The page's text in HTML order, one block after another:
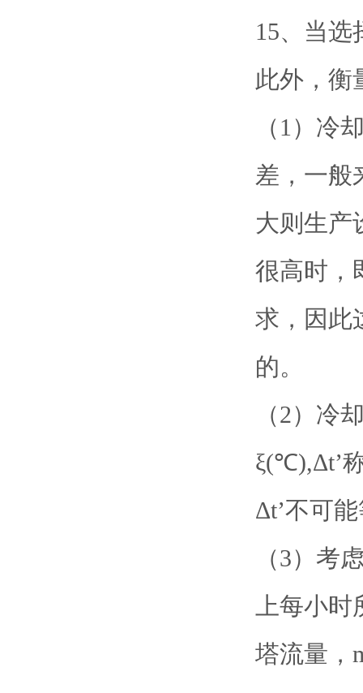
15、当
此外，衡
（1）冷
差，一般
大则生产
很高时，
求，因此
的。
（2）冷
ξ(℃),Δt’
Δt’不可
（3）考
上每小
塔流量，